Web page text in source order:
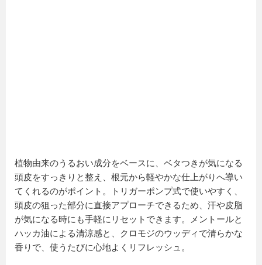
植物由来のうるおい成分をベースに、ベタつきが気になる
頭皮をすっきりと整え、根元から軽やかな仕上がりへ導い
てくれるのがポイント。トリガーポンプ式で使いやすく、
頭皮の狙った部分に直接アプローチできるため、汗や皮脂
が気になる時にも手軽にリセットできます。メントールと
ハッカ油による清涼感と、クロモジのウッディで清らかな
香りで、使うたびに心地よくリフレッシュ。